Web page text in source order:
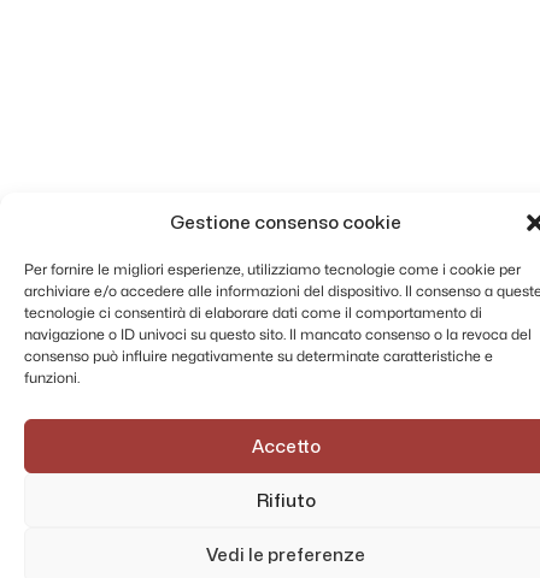
Gestione consenso cookie
Per fornire le migliori esperienze, utilizziamo tecnologie come i cookie per
archiviare e/o accedere alle informazioni del dispositivo. Il consenso a
tecnologie ci consentirà di elaborare dati come il comportamento di
navigazione o ID univoci su questo sito. Il mancato consenso o la revoca del
consenso può influire negativamente su determinate caratteristiche e
funzioni.
Accetto
Rifiuto
Vedi le preferenze